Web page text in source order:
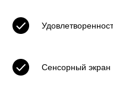
Сенсорный экран